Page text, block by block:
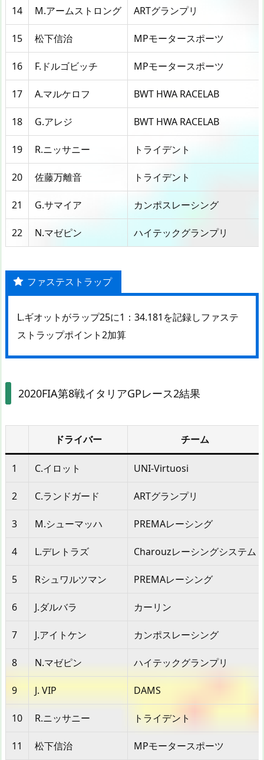
14 M.アームストロング ARTグランプリ
15 松下信治 MPモータースポーツ
16 F.ドルゴビッチ MPモータースポーツ
17 A.マルケロフ BWT HWA RACELAB
18 G.アレジ BWT HWA RACELAB
19 R.ニッサニー トライデント
20 佐藤万離音 トライデント
21 G.サマイア カンポスレーシング
22 N.マゼピン ハイテックグランプリ
ファステストラップ
L.ギオットがラップ25に1：34.181を記録しファステ
ストラップポイント2加算
2020FIA第8戦イタリアGPレース2結果
ドライバー チーム
1 C.イロット UNI-Virtuosi
2 C.ランドガード ARTグランプリ
3 M.シューマッハ PREMAレーシング
4 L.デレトラズ Charouzレーシングシステム
5 Rシュワルツマン PREMAレーシング
6 J.ダルバラ カーリン
7 J.アイトケン カンポスレーシング
8 N.マゼピン ハイテックグランプリ
9 J. VIP DAMS
10 R.ニッサニー トライデント
11 松下信治 MPモータースポーツ